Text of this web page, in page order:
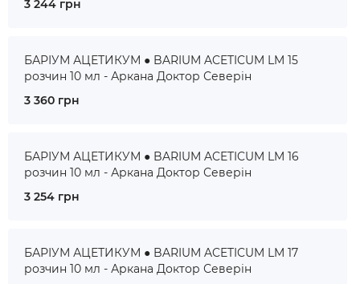
3 244 грн
БАРІУМ АЦЕТИКУМ ● BARIUM ACETICUM LM 15
розчин 10 мл - Аркана Доктор Северін
3 360 грн
БАРІУМ АЦЕТИКУМ ● BARIUM ACETICUM LM 16
розчин 10 мл - Аркана Доктор Северін
3 254 грн
БАРІУМ АЦЕТИКУМ ● BARIUM ACETICUM LM 17
розчин 10 мл - Аркана Доктор Северін